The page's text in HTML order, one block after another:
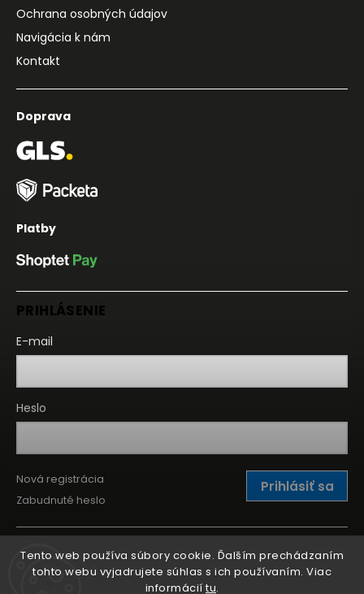
Tento web používa súbory cookie. Ďalším prechádzaním
tohto webu vyjadrujete súhlas s ich používaním. Viac
informácií tu.
Ochrana osobných údajov
Navigácia k nám
Kontakt
Doprava
Platby
PRIHLÁSENIE
E-mail
Heslo
Prihlásiť sa
Nová registrácia
Zabudnuté heslo